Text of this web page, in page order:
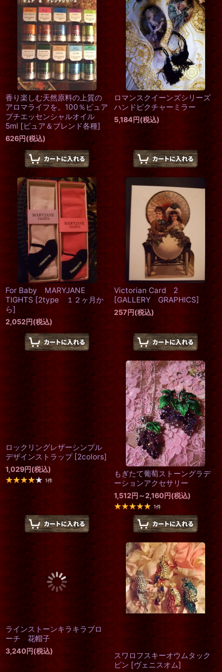
香り楽しむ天然原料の上質の
アロマライフを。100％ピュア
プチエッセンシャルオイル
5ml [ピュア＆ブレンド各種]
626円(税込)
ロマンスクイーンズシリーズ
ハンドピクチャーミラー
5,184円(税込)
For Baby MARYJANE
TIGHTS [2type １２ヶ月か
ら]
2,052円(税込)
Victorian Card 2
[GALLERY GRAPHICS]
257円(税込)
ロックリングレザーシンプル
デザインストラップ [2colors]
1,029円(税込)
1件
もぎたて葡萄ストーングラデ
ーションアクセサリー
1,512円 ～2,160円(税込)
1件
ラインストーンキラキラブロ
スワロフスキーオウムタック
ピン [ヴェニスオム]